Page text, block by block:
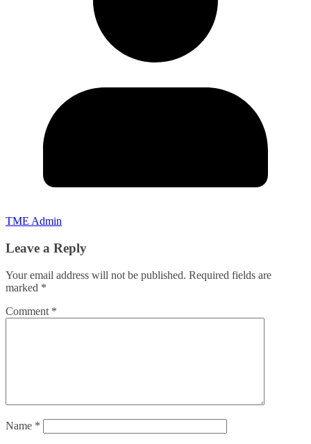
TME Admin
Leave a Reply
Your email address will not be published. Required fields are
marked *
Comment *
Name *